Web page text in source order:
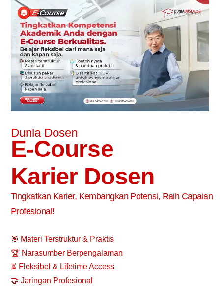
Dunia Dosen
E-Course
Karier Dosen
Tingkatkan Karier, Kembangkan Potensi, Raih Capaian
Profesional!
🎯 Materi Terstruktur & Praktis
🏆 Narasumber Berpengalaman
⏳ Fleksibel & Lifetime Access
🤝 Jaringan Profesional